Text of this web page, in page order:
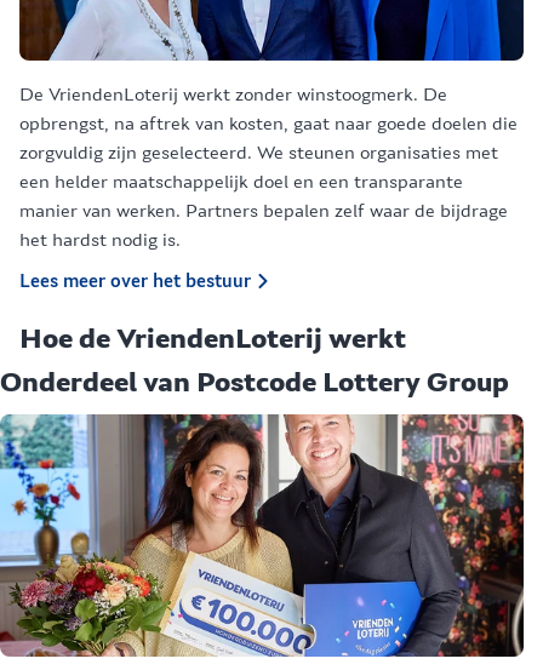
De VriendenLoterij werkt zonder winstoogmerk. De
opbrengst, na aftrek van kosten, gaat naar goede doelen die
zorgvuldig zijn geselecteerd. We steunen organisaties met
een helder maatschappelijk doel en een transparante
manier van werken. Partners bepalen zelf waar de bijdrage
het hardst nodig is.
Lees meer over het bestuur
Hoe de VriendenLoterij werkt
Onderdeel van Postcode Lottery Group